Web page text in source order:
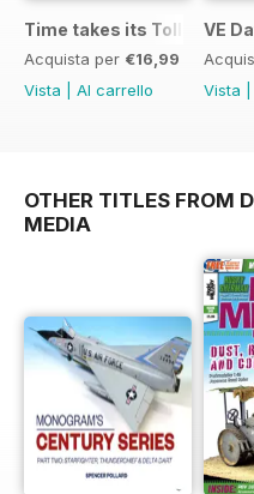
Time takes its Toll AFV
Acquista per €16,99
Vista
Al carrello
VE
Vista
OTHER TITLES FROM
MEDIA